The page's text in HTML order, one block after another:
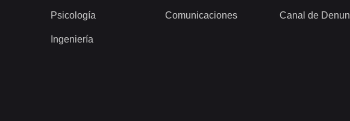
Psicología
Ingeniería
Comunicaciones Canal de